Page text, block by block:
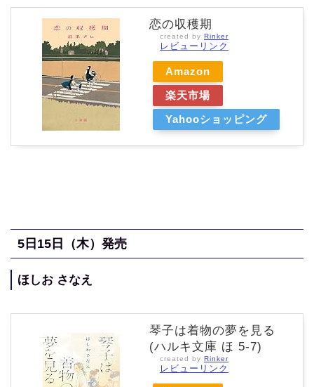
恋の収穫期
created by Rinker
レビューリンク
Amazon
楽天市場
Yahooショッピング
5日15日（木）発売
ほしお さなえ
琴子は着物の夢を見る
(ハルキ文庫 ほ 5-7)
created by Rinker
レビューリンク